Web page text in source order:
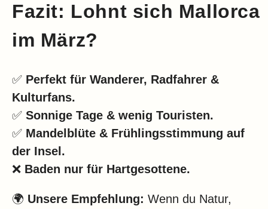
Fazit: Lohnt sich Mallorca
im März?
✅ Perfekt für Wanderer, Radfahrer &
Kulturfans.
✅ Sonnige Tage & wenig Touristen.
✅ Mandelblüte & Frühlingsstimmung auf
der Insel.
❌ Baden nur für Hartgesottene.
🌍 Unsere Empfehlung: Wenn du Natur,